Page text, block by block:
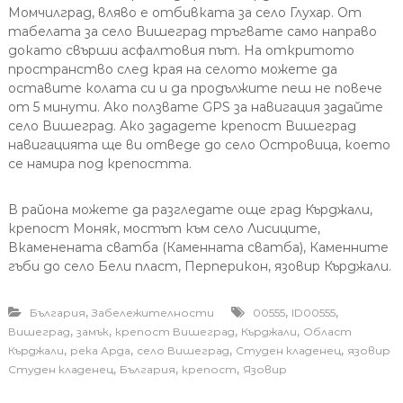
Момчилград, вляво е отбивката за село Глухар. От
табелата за село Вишеград тръгвате само направо
докато свърши асфалтовия път. На откритото
пространство след края на селото можете да
оставите колата си и да продължите пеш не повече
от 5 минути. Ако ползвате GPS за навигация задайте
село Вишеград. Ако зададете крепост Вишеград
навигацията ще ви отведе до село Островица, което
се намира под крепостта.
В района можете да разгледате още град Кърджали,
крепост Моняк, мостът към село Лисиците,
Вкаменената сватба (Каменната сватба), Каменните
гъби до село Бели пласт, Перперикон, язовир Кърджали.
България, Забележителности 00555, ID00555,
Вишеград, замък, крепост Вишеград, Кърджали, Област
Кърджали, река Арда, село Вишеград, Студен кладенец, язовир
Студен кладенец, България, крепост, Язовир